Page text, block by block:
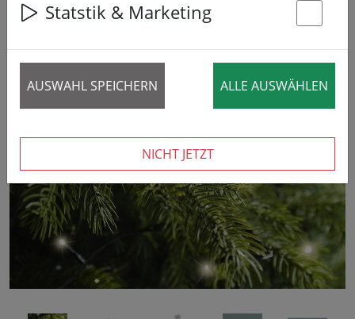
‹ ›
Statstik & Marketing
AUSWAHL SPEICHERN ALLE AUSWÄHLEN
NICHT JETZT